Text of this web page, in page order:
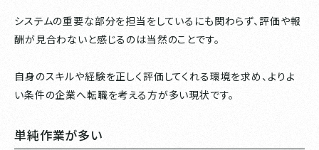
システムの重要な部分を担当をしているにも関わらず、評価や報
酬が見合わないと感じるのは当然のことです。
自身のスキルや経験を正しく評価してくれる環境を求め、よりよ
い条件の企業へ転職を考える方が多い現状です。
単純作業が多い